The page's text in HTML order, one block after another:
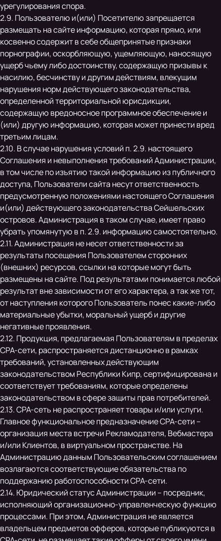
урегулирования спора.
2.9. Пользователю и(или) Посетителю запрещается
размещать на сайте информацию, которая прямо, или
косвенно содержит в себе общепринятые признаки
порнографии, оскорбляющую, ущемляющую, наносящую
ущерб чьему либо достоинству, содержащую призывы к
насилию, бесчинству и другим действиям, влекущим
нарушения норм действующего законодательства,
определенной территориальной юрисдикции,
содержащую вредоносное программное обеспечение и
(или) другую информацию, которая может принести вред
третьим лицам.
2.10. В случае нарушения условий п. 2.9. настоящего
Соглашения и невыполнения требований Администрации,
в том числе по изъятию такой информацию из публичного
доступа, Пользователи сайта несут ответственность
предусмотренную положениями настоящего Соглашения
и(или) действующего законодательства Сейшельских
островов. Администрация в таком случае, имеет право
убрать упомянутую в п. 2.9. информацию самостоятельно.
2.11. Администрация не несет ответственности за
результаты посещения Пользователем сторонних
(внешних) ресурсов, ссылки на которые могут быть
размещены на сайте. Под результатами понимается любой
результат вне зависимости от его характера, а так же тот,
от наступления которого Пользователь понес какие-либо
материальные убытки, моральный ущерб и другие
негативные проявления.
2.12. Продукция, предлагаемая Пользователям в пределах
CPA-сети, распространяется дистанционно в рамках
требований, установленных действующим
законодательством Республики Кипр, сертифицирована и
соответствует требованиям, которые определены
законодательством в сфере защиты прав потребителей.
2.13. CPA-сеть не распространяет товары и/или услуги.
Главное функциональное предназначение CPA-сети –
организация места встречи Рекламодателя, Вебмастера
и/или Клиентов, в виртуальном пространстве. На
Администрацию данным Пользовательским соглашением
возлагаются соответствующие обязательства по
поддержанию работоспособности CPA-сети.
2.14. Юридический статус Администрации – посредник,
исполняющий организационно-управленческую функцию
процессами. При этом, Администрация не является
владельцем предметов офферов, которые публикуются в